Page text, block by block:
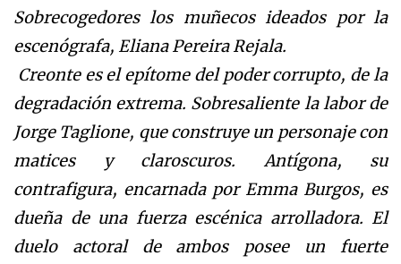
Sobrecogedores los muñecos ideados por la
escenógrafa, Eliana Pereira Rejala.
Creonte es el epítome del poder corrupto, de la
degradación extrema. Sobresaliente la labor de
Jorge Taglione, que construye un personaje con
matices y claroscuros. Antígona, su
contrafigura, encarnada por Emma Burgos, es
dueña de una fuerza escénica arrolladora. El
duelo actoral de ambos posee un fuerte